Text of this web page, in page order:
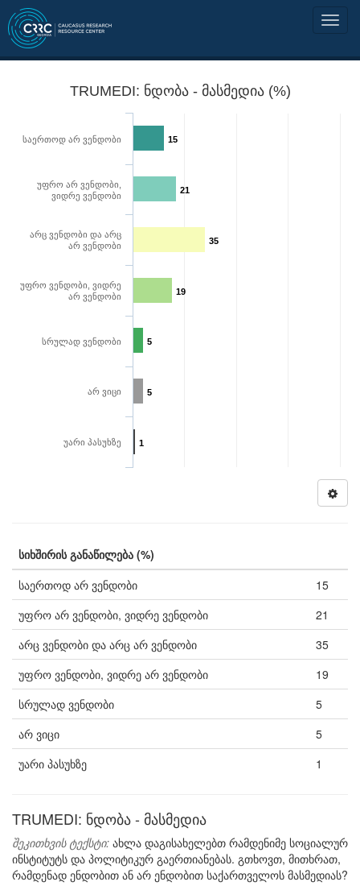
TRUMEDI: ნდობა - მასმედია (%)
15
21
35
19
5
5
1
საერთოდ არ ვენდობი
უფრო არ ვენდობი,
ვიდრე ვენდობი
არც ვენდობი და არც
არ ვენდობი
უფრო ვენდობი, ვიდრე
არ ვენდობი
სრულად ვენდობი
არ ვიცი
უარი პასუხზე
სიხშირის განაწილება (%)
საერთოდ არ ვენდობი
15
უფრო არ ვენდობი, ვიდრე ვენდობი
21
არც ვენდობი და არც არ ვენდობი
35
უფრო ვენდობი, ვიდრე არ ვენდობი
19
სრულად ვენდობი
5
არ ვიცი
5
უარი პასუხზე
1
TRUMEDI: ნდობა - მასმედია
შეკითხვის ტექსტი: ახლა დაგისახელებთ რამდენიმე სოციალურ
ინსტიტუტს და პოლიტიკურ გაერთიანებას. გთხოვთ, მითხრათ,
რამდენად ენდობით ან არ ენდობით საქართველოს მასმედიას?